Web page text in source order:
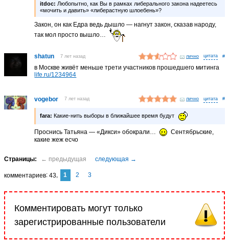
itdoc: Любопытно, как Вы в рамках либерального закона надеетесь
«мочить и давить» «либерастную шлоебень»?
Закон, он как Едра ведь дышло — нагнут закон, сказав народу,
так мол просто вышло…
shatun 7 лет назад лично #
в Москве живёт меньше трети участников прошедшего митинга
life.ru/1234964
vogebor 7 лет назад лично #
fara: Какие-нить выборы в ближайшее время будут
Проснись Татьяна — «Дикси» обокрали…
Сентябрьские,
какие жеж есчо
комментариев 43 1 2 3
Комментировать могут только
зарегистрированные пользователи